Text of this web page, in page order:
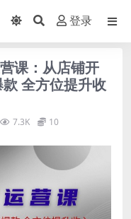
登录
课：从店铺开
全方位提升收
7.3K 10